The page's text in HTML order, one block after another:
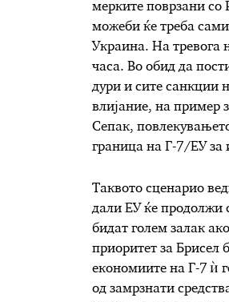
мерките поврзани со
можеби ќе треба
Украина. На тревога
часа. Во обид да
дури и сите санкции
влијание, на пример
Сепак,
граница на Г-7/ЕУ за
Таквото сценарио
дали ЕУ ќе продолжи
бидат голем залак
приоритет за Брисел
економиите на Г-7 ѝ
од замрзнати